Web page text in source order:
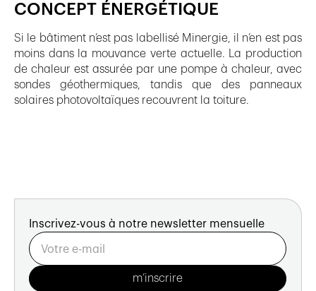
CONCEPT ÉNERGÉTIQUE
Si le bâtiment n’est pas labellisé Minergie, il n’en est pas
moins dans la mouvance verte actuelle. La production
de chaleur est assurée par une pompe à chaleur, avec
sondes géothermiques, tandis que des panneaux
solaires photovoltaïques recouvrent la toiture.
Inscrivez-vous à notre newsletter mensuelle